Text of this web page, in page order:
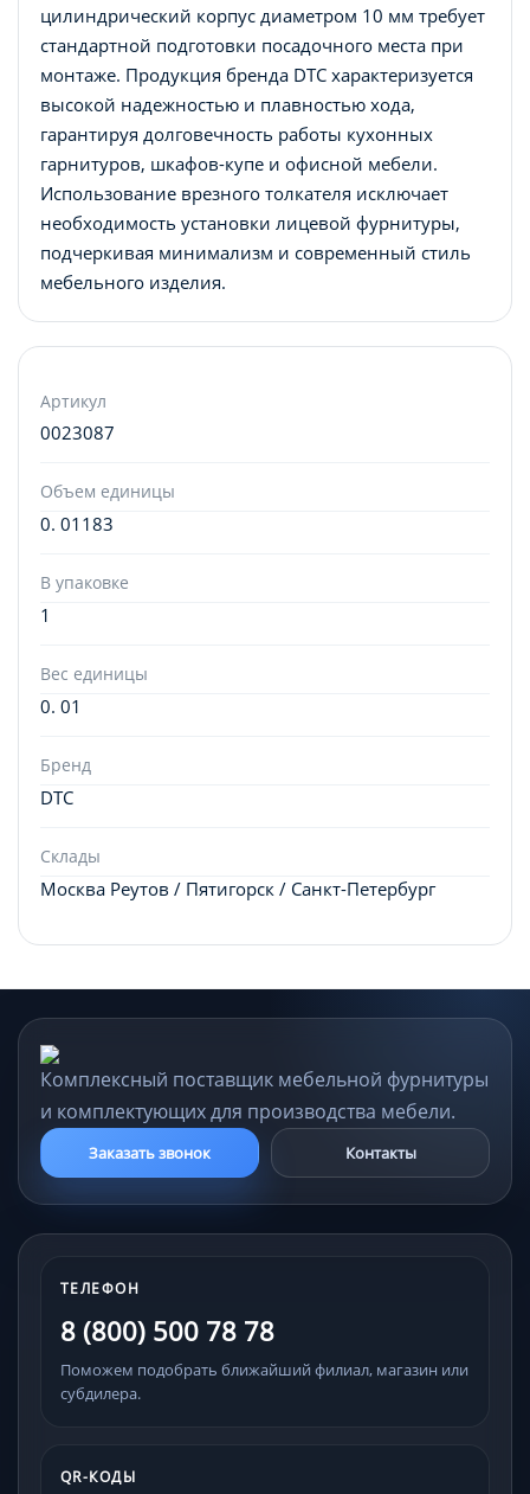
цилиндрический корпус диаметром 10 мм требует
стандартной подготовки посадочного места при
монтаже. Продукция бренда DTC характеризуется
высокой надежностью и плавностью хода,
гарантируя долговечность работы кухонных
гарнитуров, шкафов-купе и офисной мебели.
Использование врезного толкателя исключает
необходимость установки лицевой фурнитуры,
подчеркивая минимализм и современный стиль
мебельного изделия.
Артикул
0023087
Объем единицы
0. 01183
В упаковке
1
Вес единицы
0. 01
Бренд
DTC
Склады
Москва Реутов / Пятигорск / Санкт-Петербург
Комплексный поставщик мебельной фурнитуры
и комплектующих для производства мебели.
Заказать звонок Контакты
ТЕЛЕФОН
8 (800) 500 78 78
Поможем подобрать ближайший филиал, магазин или
субдилера.
QR-КОДЫ